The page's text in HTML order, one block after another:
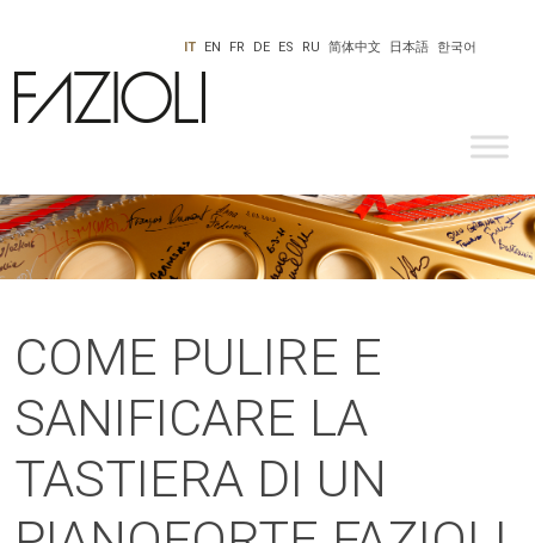
한국어
日本語
IT EN FR DE ES RU 简体中文
COME PULIRE E
SANIFICARE LA
TASTIERA DI UN